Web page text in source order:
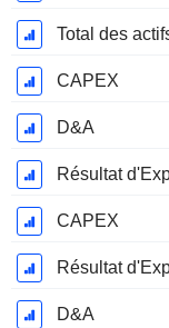
Total des
CAPEX
D&A
Résultat
CAPEX
Résultat
D&A